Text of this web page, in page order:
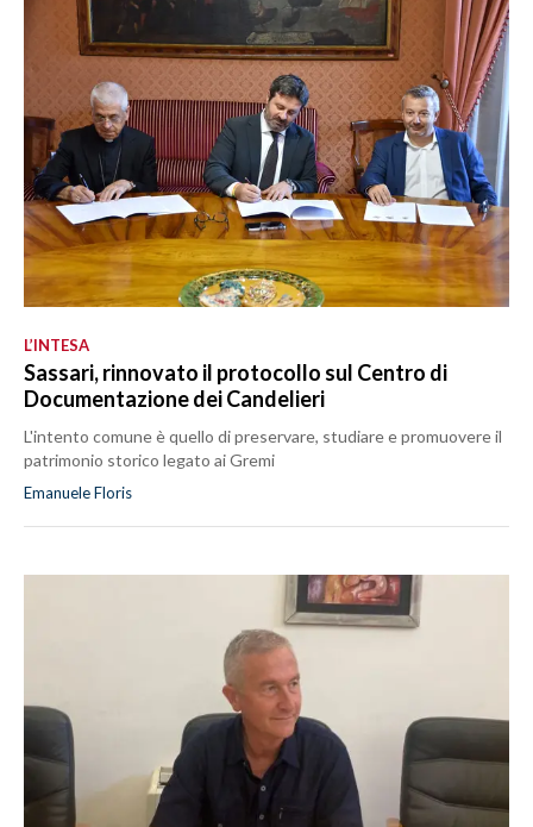
L’INTESA
Sassari, rinnovato il protocollo sul Centro di
Documentazione dei Candelieri
L'intento comune è quello di preservare, studiare e promuovere il
patrimonio storico legato ai Gremi
Emanuele Floris